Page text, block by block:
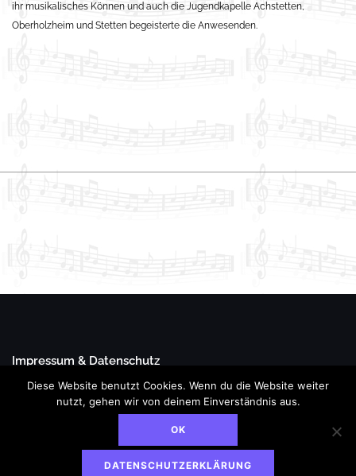
ihr musikalisches Können und auch die Jugendkapelle Achstetten,
Oberholzheim und Stetten begeisterte die Anwesenden.
Impressum & Datenschutz
Copyright: MV Oberholzheim e.V.
WordPress
Diese Website benutzt Cookies. Wenn du die Website weiter
nutzt, gehen wir von deinem Einverständnis aus.
OK
DATENSCHUTZERKLÄRUNG